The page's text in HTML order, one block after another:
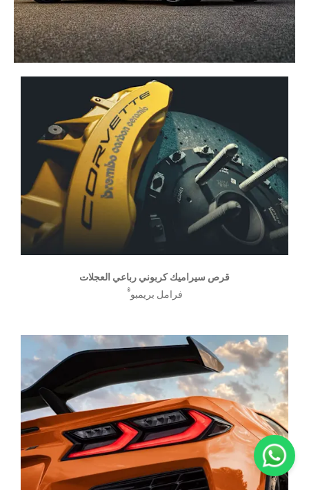
قرص سيراميك كربوني رباعي العجلات
فرامل بريمبو®